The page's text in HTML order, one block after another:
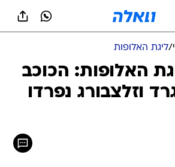
/ליגת האלופות
האלופות: הכוכב
וזלצבורג נפרדו